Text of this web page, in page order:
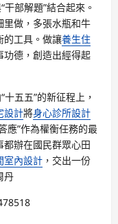
部解題”結合起來。
里做，多張水瓶和牛
的工具。做讓養生住
功德，創造出經得起
五五”的新征程上，
設計將身心診所設計
應”作為權衡任務的最
辦在國民群眾心田
室內設計 ，交出一份
丹